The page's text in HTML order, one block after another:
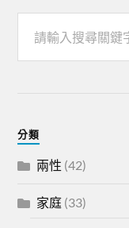
分類
兩性 (42)
家庭 (33)